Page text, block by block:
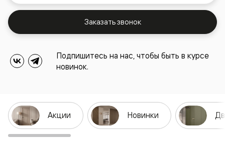
Заказать звонок
Подпишитесь на нас, чтобы быть в курсе
новинок.
Акции Новинки